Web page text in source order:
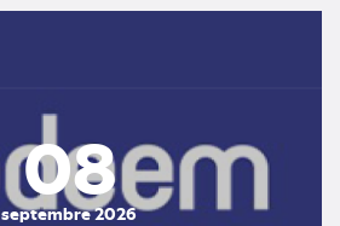
08
septembre 2026